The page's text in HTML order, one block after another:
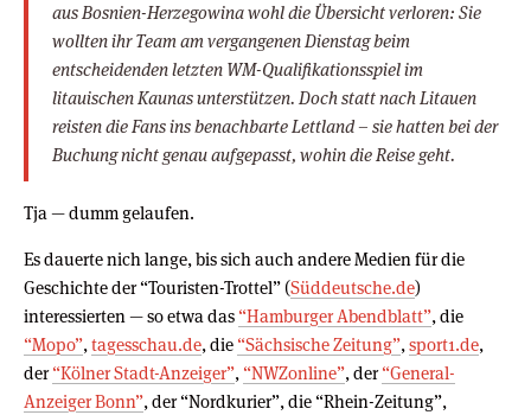
aus Bosnien-Herzegowina wohl die Übersicht verloren: Sie
wollten ihr Team am vergangenen Dienstag beim
entscheidenden letzten WM-Qualifikationsspiel im
litauischen Kaunas unterstützen. Doch statt nach Litauen
reisten die Fans ins benachbarte Lettland – sie hatten bei der
Buchung nicht genau aufgepasst, wohin die Reise geht.
Tja — dumm gelaufen.
Es dauerte nich lange, bis sich auch andere Medien für die
Geschichte der “Touristen-Trottel” (Süddeutsche.de)
interessierten — so etwa das “Hamburger Abendblatt”, die
“Mopo”,tagesschau.de, die “Sächsische Zeitung”,sport1.de,
der“Kölner Stadt-Anzeiger”, “NWZonline”, der“General-
Anzeiger Bonn”, der “Nordkurier”, die “Rhein-Zeitung”,